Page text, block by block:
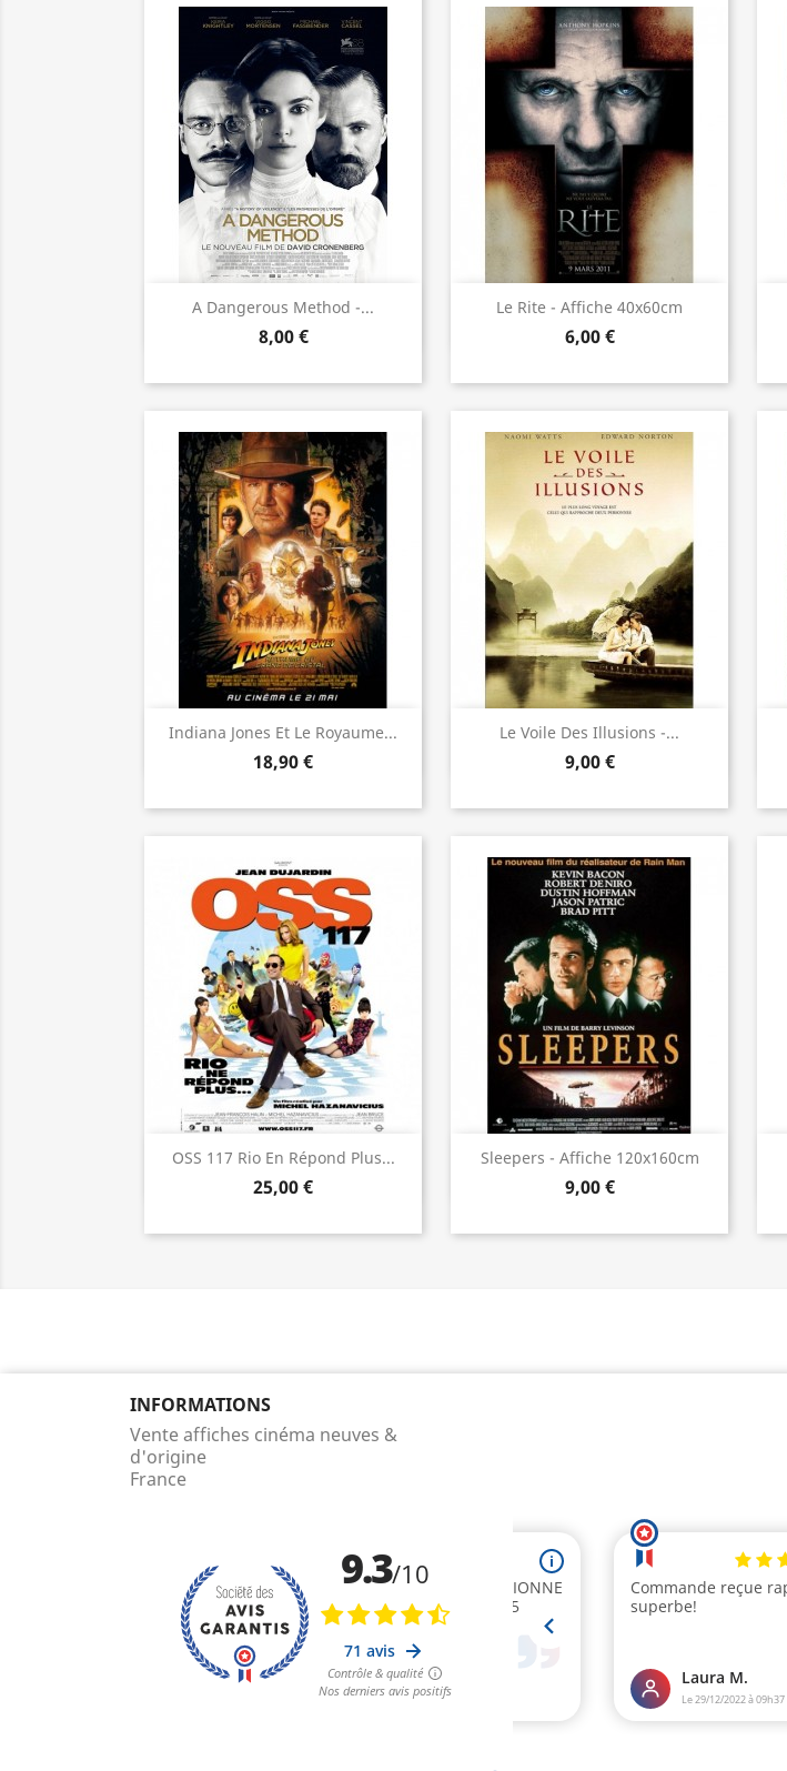
A Dangerous Method -...
8,00 €
Aperçu rapide Le Rite - Affiche 40x60cm
6,00 €
Aperçu rapide
Indiana Jones Et Le Royaume...
18,90 €
Aperçu rapide Le Voile Des Illusions -...
9,00 €
Aperçu rapide
OSS 117 Rio En Répond Plus...
25,00 €
 Aperçu rapide Sleepers - Affiche 120x160cm
9,00 €
Aperçu rapide
INFORMATIONS
Vente affiches cinéma neuves &
d'origine
France